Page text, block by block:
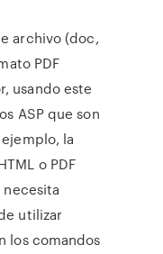
archivo (doc,
PDF
usando este
ASP que son
la
o PDF
utilizar
los comandos